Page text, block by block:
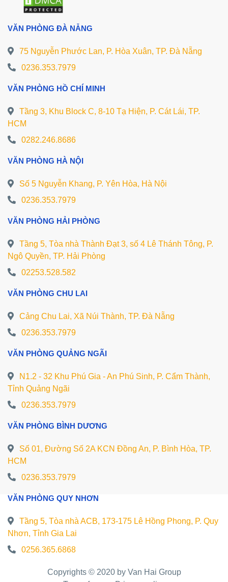
VĂN PHÒNG ĐÀ NẴNG
75 Nguyễn Phước Lan, P. Hòa Xuân, TP. Đà Nẵng
0236.353.7979
VĂN PHÒNG QUY NHƠN
Tầng 5, Tòa nhà ACB, 173-175 Lê Hồng Phong, P. Quy
Nhơn, Tỉnh Gia Lai
0256.365.6868
VĂN PHÒNG HỒ CHÍ MINH
Tầng 3, Khu Block C, 8-10 Tạ Hiện, P. Cát Lái, TP.
HCM
0282.246.8686
VĂN PHÒNG HÀ NỘI
Số 5 Nguyễn Khang, P. Yên Hòa, Hà Nội
0236.353.7979
VĂN PHÒNG HẢI PHÒNG
Tầng 5, Tòa nhà Thành Đạt 3, số 4 Lê Thánh Tông, P.
Ngô Quyền, TP. Hải Phòng
02253.528.582
VĂN PHÒNG CHU LAI
Cảng Chu Lai, Xã Núi Thành, TP. Đà Nẵng
0236.353.7979
VĂN PHÒNG QUẢNG NGÃI
N1.2 - 32 Khu Phú Gia - An Phú Sinh, P. Cẩm Thành,
Tỉnh Quảng Ngãi
0236.353.7979
VĂN PHÒNG BÌNH DƯƠNG
Số 01, Đường Số 2A KCN Đồng An, P. Bình Hòa, TP.
HCM
0236.353.7979
Copyrights © 2020 by Van Hai Group